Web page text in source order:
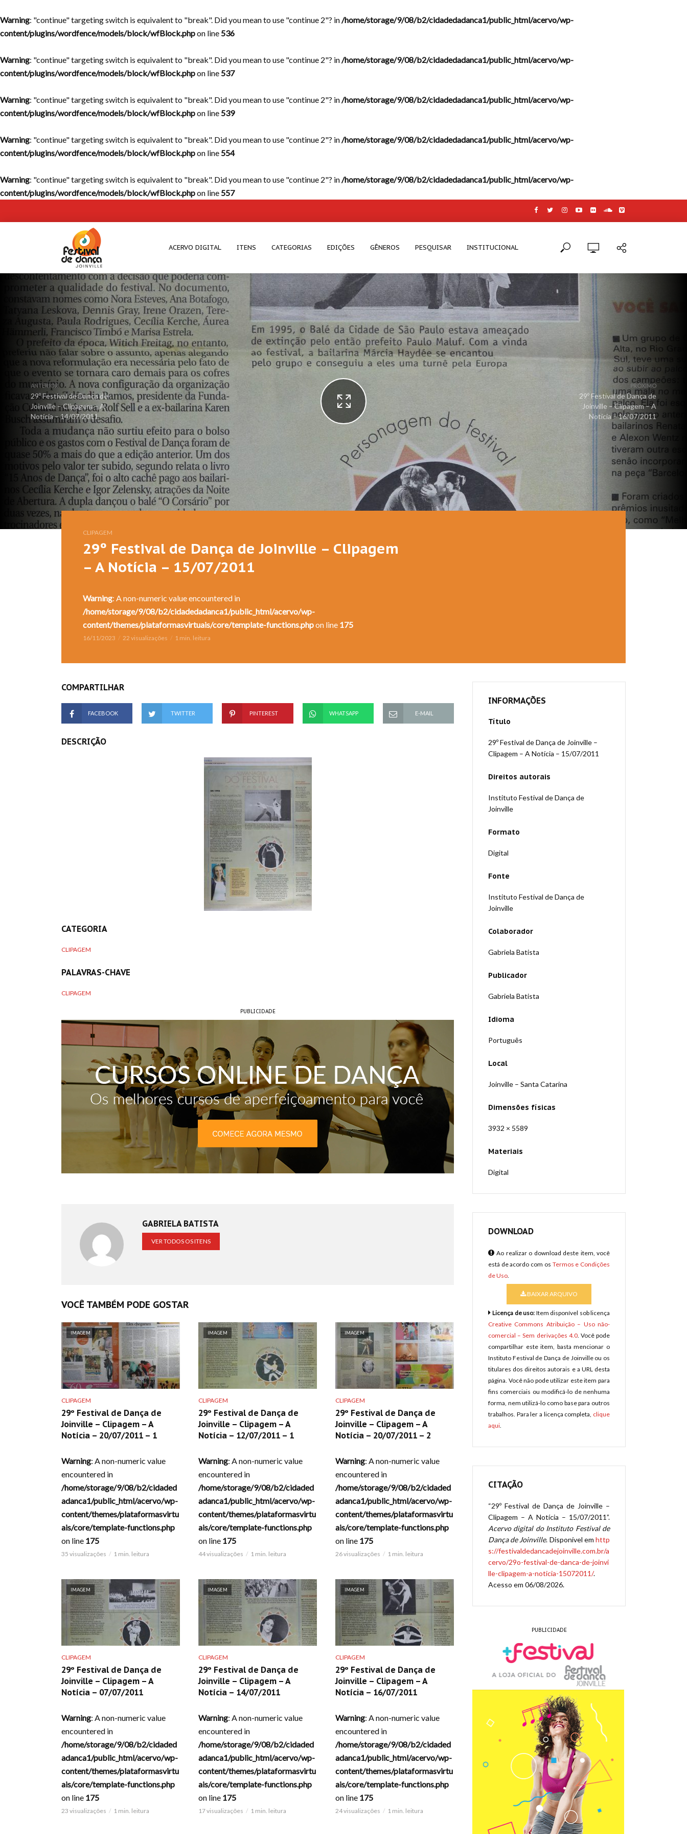
Warning: "continue" targeting switch is equivalent to "break". Did you mean to use "continue 2"? in/home/storage/9/08/b2/cidadedadanca1/public_html/acervo/wp-
content/plugins/wordfence/models/block/wfBlock.phpon line536
Warning: "continue" targeting switch is equivalent to "break". Did you mean to use "continue 2"? in/home/storage/9/08/b2/cidadedadanca1/public_html/acervo/wp-
content/plugins/wordfence/models/block/wfBlock.phpon line537
Warning: "continue" targeting switch is equivalent to "break". Did you mean to use "continue 2"? in/home/storage/9/08/b2/cidadedadanca1/public_html/acervo/wp-
content/plugins/wordfence/models/block/wfBlock.phpon line539
Warning: "continue" targeting switch is equivalent to "break". Did you mean to use "continue 2"? in/home/storage/9/08/b2/cidadedadanca1/public_html/acervo/wp-
content/plugins/wordfence/models/block/wfBlock.phpon line554
Warning: "continue" targeting switch is equivalent to "break". Did you mean to use "continue 2"? in/home/storage/9/08/b2/cidadedadanca1/public_html/acervo/wp-
content/plugins/wordfence/models/block/wfBlock.phpon line557
ACERVO DIGITAL ITENS CATEGORIAS EDIÇÕES GÊNEROS PESQUISAR INSTITUCIONAL
ANTERIOR
29º Festival de Dança de
Joinville – Clipagem – A
Notícia – 14/07/2011
PRÓXIMO
29º Festival de Dança de
Joinville – Clipagem – A
Notícia – 16/07/2011
CLIPAGEM
29º Festival de Dança de Joinville – Clipagem
– A Notícia – 15/07/2011
Warning: A non-numeric value encountered in
/home/storage/9/08/b2/cidadedadanca1/public_html/acervo/wp-
content/themes/plataformasvirtuais/core/template-functions.phpon line 175
16/11/2023 22 visualizações 1 min. leitura
COMPARTILHAR
FACEBOOK TWITTER PINTEREST WHATSAPP E-MAIL
DESCRIÇÃO
CATEGORIA
CLIPAGEM
PALAVRAS-CHAVE
CLIPAGEM
PUBLICIDADE
GABRIELA BATISTA
VER TODOS OS ITENS
VOCÊ TAMBÉM PODE GOSTAR
IMAGEM
CLIPAGEM
29º Festival de Dança de
Joinville – Clipagem – A
Notícia – 20/07/2011 – 1
Warning: A non-numeric value
encountered in
/home/storage/9/08/b2/cidaded
adanca1/public_html/acervo/wp-
content/themes/plataformasvirtu
ais/core/template-functions.php
on line 175
35 visualizações 1 min. leitura
IMAGEM
CLIPAGEM
29º Festival de Dança de
Joinville – Clipagem – A
Notícia – 12/07/2011 – 1
Warning: A non-numeric value
encountered in
/home/storage/9/08/b2/cidaded
adanca1/public_html/acervo/wp-
content/themes/plataformasvirtu
ais/core/template-functions.php
on line 175
44 visualizações 1 min. leitura
IMAGEM
CLIPAGEM
29º Festival de Dança de
Joinville – Clipagem – A
Notícia – 20/07/2011 – 2
Warning: A non-numeric value
encountered in
/home/storage/9/08/b2/cidaded
adanca1/public_html/acervo/wp-
content/themes/plataformasvirtu
ais/core/template-functions.php
on line 175
26 visualizações 1 min. leitura
IMAGEM
CLIPAGEM
29º Festival de Dança de
Joinville – Clipagem – A
Notícia – 07/07/2011
Warning: A non-numeric value
encountered in
/home/storage/9/08/b2/cidaded
adanca1/public_html/acervo/wp-
content/themes/plataformasvirtu
ais/core/template-functions.php
on line 175
23 visualizações 1 min. leitura
IMAGEM
CLIPAGEM
29º Festival de Dança de
Joinville – Clipagem – A
Notícia – 14/07/2011
Warning: A non-numeric value
encountered in
/home/storage/9/08/b2/cidaded
adanca1/public_html/acervo/wp-
content/themes/plataformasvirtu
ais/core/template-functions.php
on line 175
17 visualizações 1 min. leitura
IMAGEM
CLIPAGEM
29º Festival de Dança de
Joinville – Clipagem – A
Notícia – 16/07/2011
Warning: A non-numeric value
encountered in
/home/storage/9/08/b2/cidaded
adanca1/public_html/acervo/wp-
content/themes/plataformasvirtu
ais/core/template-functions.php
on line 175
24 visualizações 1 min. leitura
INFORMAÇÕES
Título
29º Festival de Dança de Joinville –
Clipagem – A Notícia – 15/07/2011
Direitos autorais
Instituto Festival de Dança de
Joinville
Formato
Digital
Fonte
Instituto Festival de Dança de
Joinville
Colaborador
Gabriela Batista
Publicador
Gabriela Batista
Idioma
Português
Local
Joinville – Santa Catarina
Dimensões físicas
3932 × 5589
Materiais
Digital
DOWNLOAD
Ao realizar o download deste item, você
está de acordo com os Termos e Condições
de Uso.
BAIXAR ARQUIVO
Licença de uso: Item disponível sob licença
Creative Commons Atribuição – Uso não-
comercial – Sem derivações 4.0. Você pode
compartilhar este item, basta mencionar o
Instituto Festival de Dança de Joinville ou os
titulares dos direitos autorais e a URL desta
página. Você não pode utilizar este item para
fins comerciais ou modificá-lo de nenhuma
forma, nem utilizá-lo como base para outros
trabalhos. Para ler a licença completa, clique
aqui.
CITAÇÃO
“29º Festival de Dança de Joinville –
Clipagem – A Notícia – 15/07/2011”.
Acervo digital do Instituto Festival de
Dança de Joinville. Disponível emhttp
s://festivaldedancadejoinville.com.br/a
cervo/29o-festival-de-danca-de-joinvi
lle-clipagem-a-noticia-15072011/.
Acesso em 06/08/2026.
PUBLICIDADE